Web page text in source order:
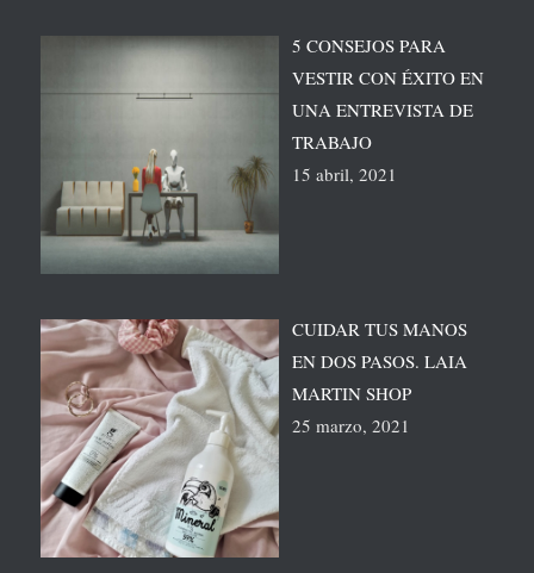
5 CONSEJOS PARA
VESTIR CON ÉXITO EN
UNA ENTREVISTA DE
TRABAJO
15 abril, 2021
CUIDAR TUS MANOS
EN DOS PASOS. LAIA
MARTIN SHOP
25 marzo, 2021